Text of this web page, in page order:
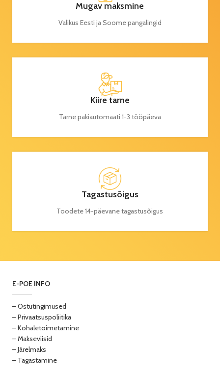
Mugav maksmine
Valikus Eesti ja Soome pangalingid
Kiire tarne
Tarne pakiautomaati 1-3 tööpäeva
Tagastusõigus
Toodete 14-päevane tagastusõigus
E-POE INFO
– Ostutingimused
– Privaatsuspoliitika
– Kohaletoimetamine
– Makseviisid
– Järelmaks
– Tagastamine